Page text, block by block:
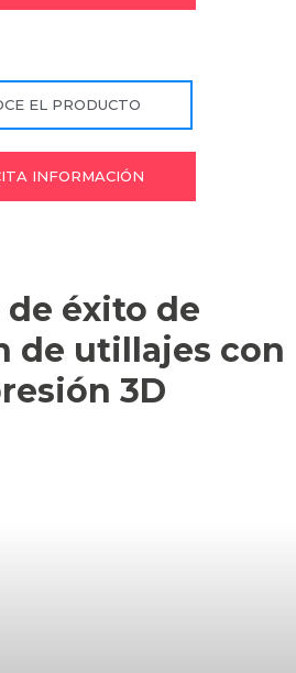
EL PRODUCTO
INFORMACIÓN
de éxito de
de utillajes con
3D